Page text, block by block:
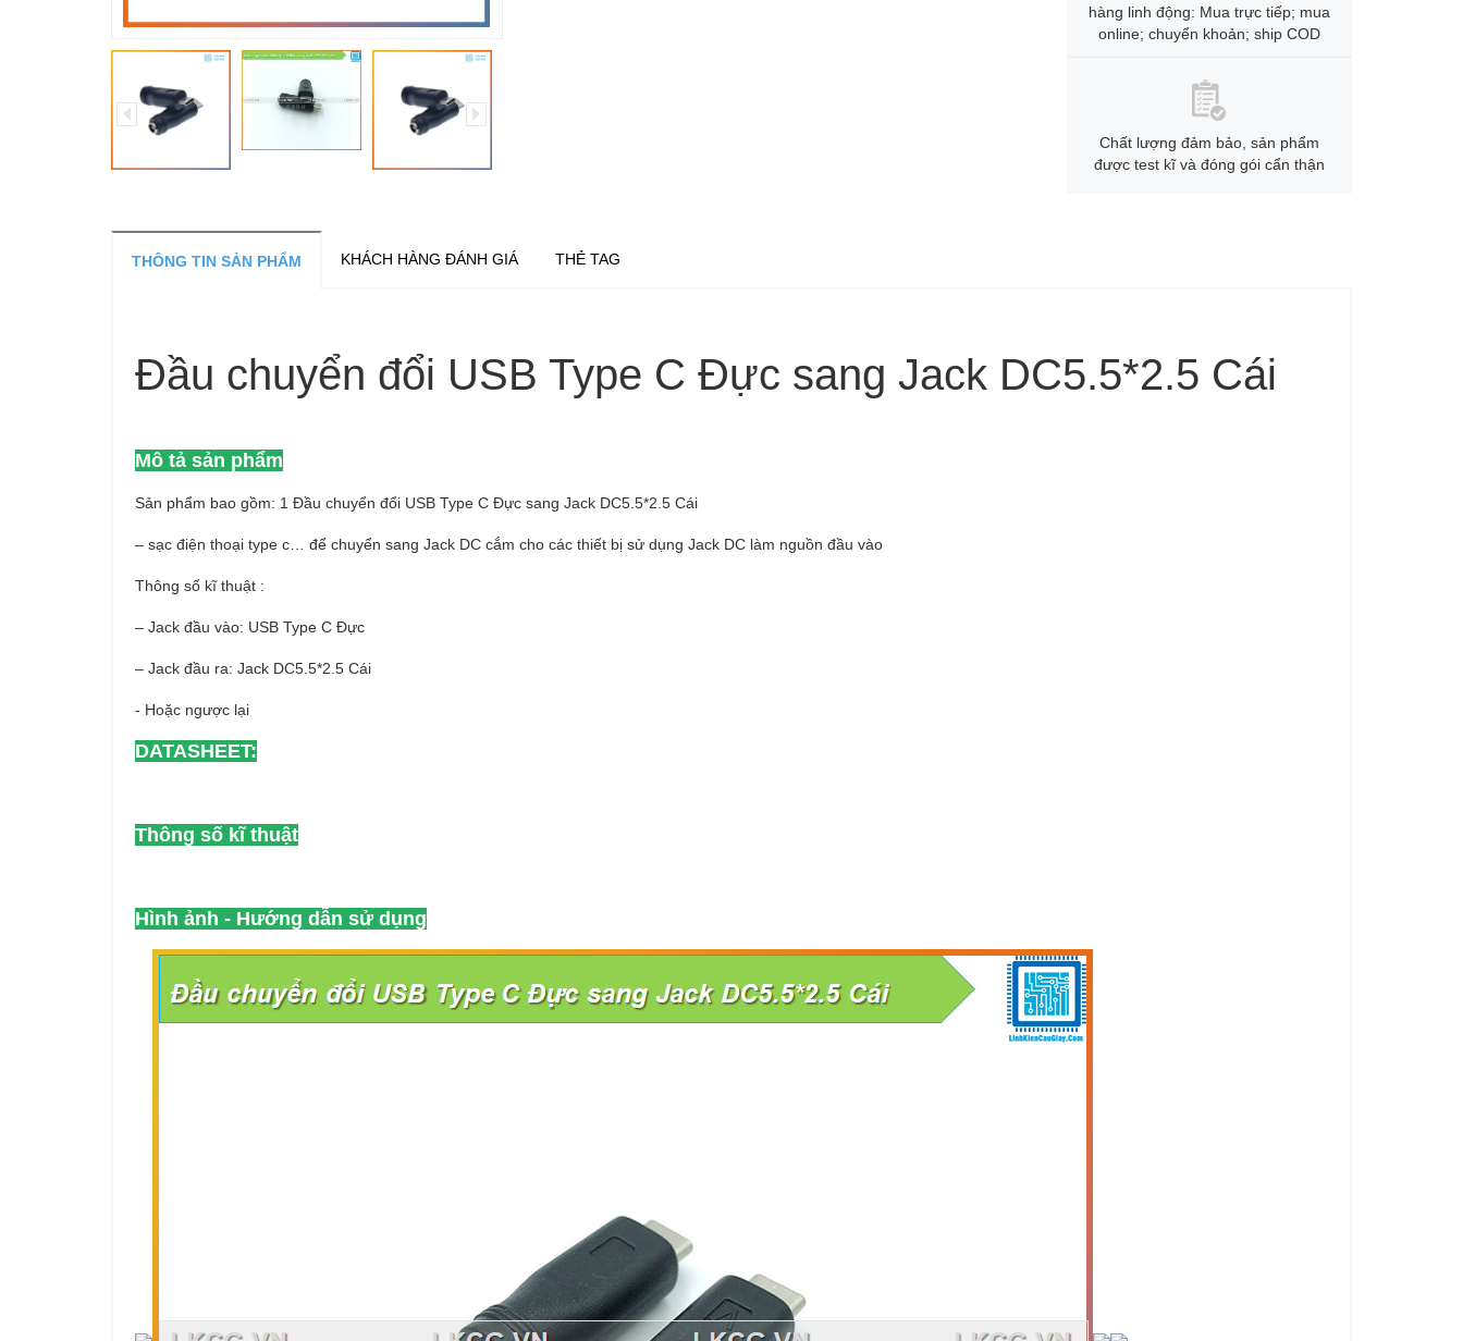
hàng linh động: Mua trực tiếp; mua
online; chuyển khoản; ship COD
Chất lượng đảm bảo, sản phẩm
được test kĩ và đóng gói cẩn thận
THÔNG TIN SẢN PHẨM KHÁCH HÀNG ĐÁNH GIÁ THẺ TAG
Đầu chuyển đổi USB Type C Đực sang Jack DC5.5*2.5 Cái
Mô tả sản phẩm
Sản phẩm bao gồm: 1 Đầu chuyển đổi USB Type C Đực sang Jack DC5.5*2.5 Cái
– sạc điện thoại type c… để chuyển sang Jack DC cắm cho các thiết bị sử dụng Jack DC làm nguồn đầu vào
Thông số kĩ thuật :
– Jack đầu vào: USB Type C Đực
– Jack đầu ra: Jack DC5.5*2.5 Cái
- Hoặc ngược lại
DATASHEET:
Thông số kĩ thuật
Hình ảnh - Hướng dẫn sử dụng